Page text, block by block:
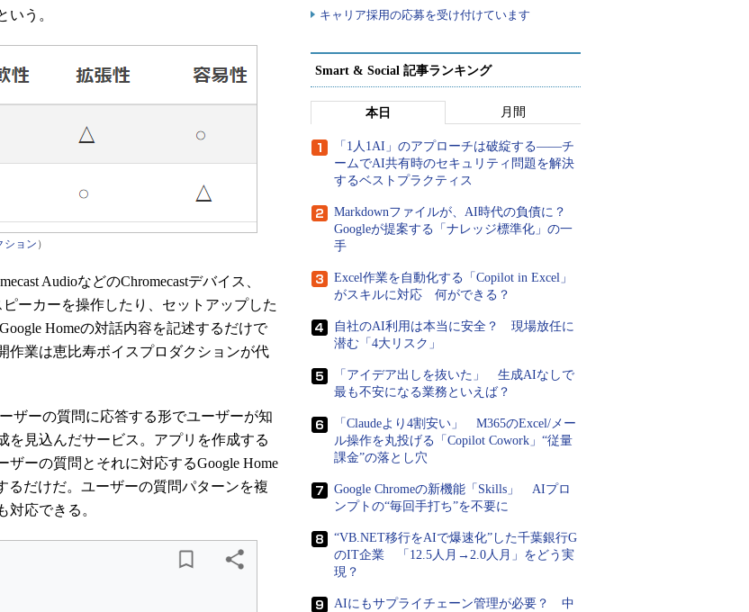
う。
ション ）
AudioなどのChromecastデバイス、
ーカーを操作したり、セットアップした
Homeの対話内容を記述するだけで
作業は恵比寿ボイスプロダクションが代
ザーの質問に応答する形でユーザーが知
を見込んだサービス。アプリを作成する
ーの質問とそれに対応するGoogle Home
るだけだ。ユーザーの質問パターンを複
応できる。
キャリア採用の応募を受け付けています
Smart & Social 記事ランキング
本日 月間
「1人1AI」のアプローチは破綻する――チ
ームでAI共有時のセキュリティ問題を解決
するベストプラクティス
Markdownファイルが、AI時代の負債に？
Googleが提案する「ナレッジ標準化」の一
手
Excel作業を自動化する「Copilot in Excel」
がスキルに対応 何ができる？
自社のAI利用は本当に安全？ 現場放任に
潜む「4大リスク」
「アイデア出しを抜いた」 生成AIなしで
最も不安になる業務といえば？
「Claudeより4割安い」 M365のExcel/メー
ル操作を丸投げる「Copilot Cowork」“従量
課金”の落とし穴
Google Chromeの新機能「Skills」 AIプロ
ンプトの“毎回手打ち”を不要に
“VB.NET移行をAIで爆速化”した千葉銀行G
のIT企業 「12.5人月→2.0人月」をどう実
現？
AIにもサプライチェーン管理が必要？ 中